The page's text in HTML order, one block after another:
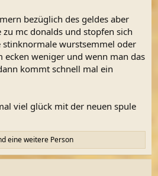
bezüglich des geldes aber
mc donalds und stopfen sich
stinknormale wurstsemmel oder
ecken weniger und wenn man das
kommt schnell mal ein
viel glück mit der neuen spule
eine weitere Person